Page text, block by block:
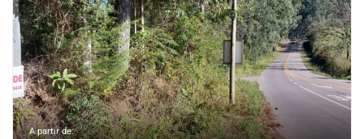
A partir de: